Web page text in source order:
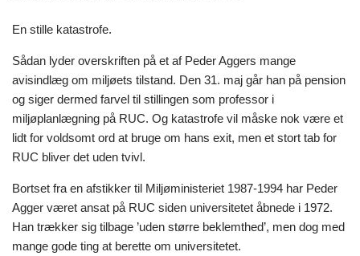
En stille katastrofe.
Sådan lyder overskriften på et af Peder Aggers mange
avisindlæg om miljøets tilstand. Den 31. maj går han på pension
og siger dermed farvel til stillingen som professor i
miljøplanlægning på RUC. Og katastrofe vil måske nok være et
lidt for voldsomt ord at bruge om hans exit, men et stort tab for
RUC bliver det uden tvivl.
Bortset fra en afstikker til Miljøministeriet 1987-1994 har Peder
Agger været ansat på RUC siden universitetet åbnede i 1972.
Han trækker sig tilbage ’uden større beklemthed’, men dog med
mange gode ting at berette om universitetet.